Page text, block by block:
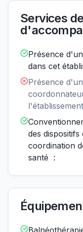
Services de
Présence
dans cet
Présence d'un
des dispositifs
coordination
santé :